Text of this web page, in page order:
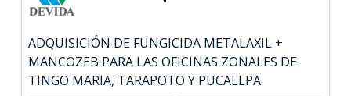
ADQUISICIÓN DE FUNGICIDA METALAXIL +
MANCOZEB PARA LAS OFICINAS ZONALES DE
TINGO MARIA, TARAPOTO Y PUCALLPA